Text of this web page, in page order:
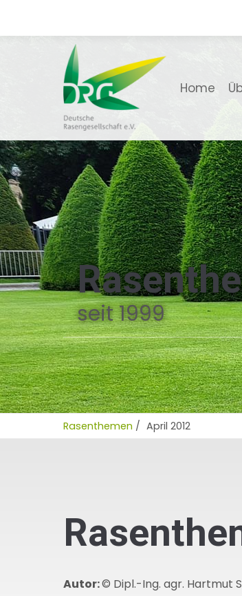
Home
seit 1999
Rasenthemen / April 2012
Autor:© Dipl.-Ing. agr. Hartmut